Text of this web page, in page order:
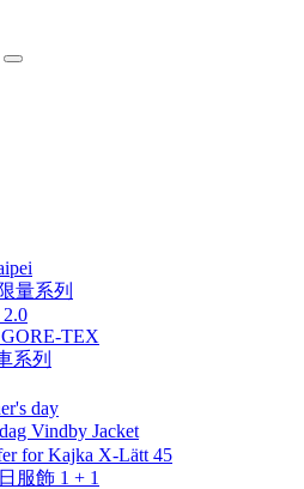
量系列
2.0
TEX
系列
day
Vindby Jacket
for Kajka X-Lätt 45
服飾 1 + 1